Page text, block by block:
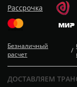
Рассрочка
Безналичный
расчет
/
ДОСТАВЛЯЕМ